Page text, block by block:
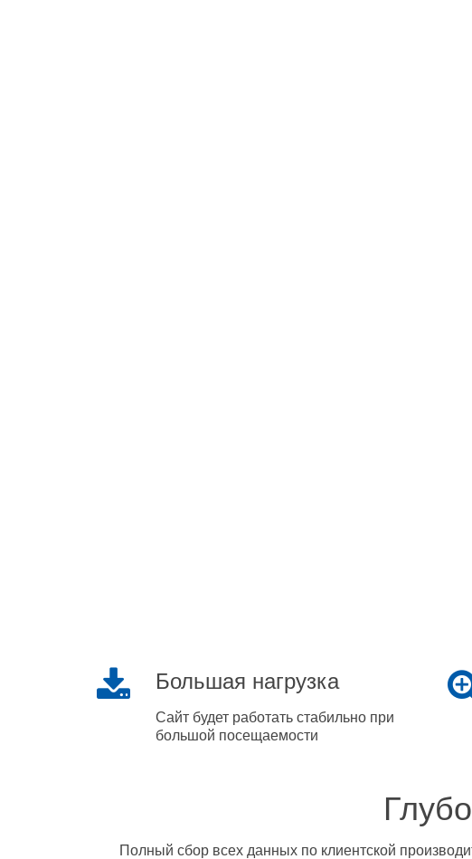
Большая нагрузка
Сайт будет работать стабильно при
большой посещаемости
Полный сбор всех данных по клиентской